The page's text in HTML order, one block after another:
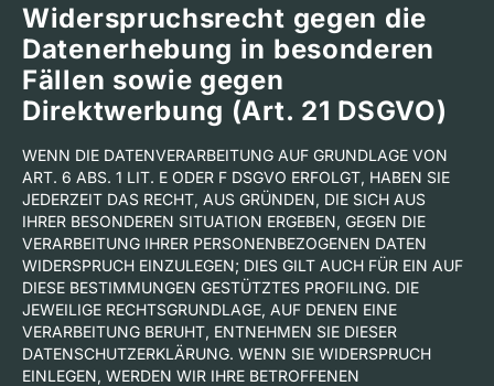
Widerspruchsrecht gegen die
Datenerhebung in besonderen
Fällen sowie gegen
Direktwerbung (Art. 21 DSGVO)
WENN DIE DATENVERARBEITUNG AUF GRUNDLAGE VON
ART. 6 ABS. 1 LIT. E ODER F DSGVO ERFOLGT, HABEN SIE
JEDERZEIT DAS RECHT, AUS GRÜNDEN, DIE SICH AUS
IHRER BESONDEREN SITUATION ERGEBEN, GEGEN DIE
VERARBEITUNG IHRER PERSONENBEZOGENEN DATEN
WIDERSPRUCH EINZULEGEN; DIES GILT AUCH FÜR EIN AUF
DIESE BESTIMMUNGEN GESTÜTZTES PROFILING. DIE
JEWEILIGE RECHTSGRUNDLAGE, AUF DENEN EINE
VERARBEITUNG BERUHT, ENTNEHMEN SIE DIESER
DATENSCHUTZERKLÄRUNG. WENN SIE WIDERSPRUCH
EINLEGEN, WERDEN WIR IHRE BETROFFENEN